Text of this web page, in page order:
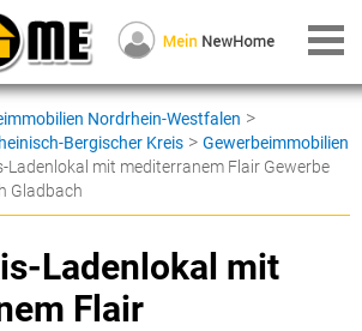
Nordrhein-Westfalen >
Bergischer Kreis > Gewerbeimmobilien
Ladenlokal mit mediterranem Flair Gewerbe
Gladbach
Ladenlokal mit
Flair